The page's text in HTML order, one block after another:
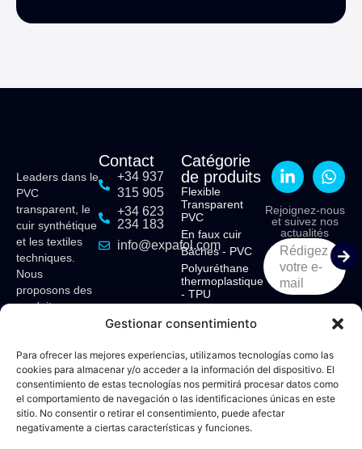
Gestionar consentimiento
Para ofrecer las mejores experiencias, utilizamos tecnologías como las
cookies para almacenar y/o acceder a la información del dispositivo. El
consentimiento de estas tecnologías nos permitirá procesar datos como
el comportamiento de navegación o las identificaciones únicas en este
sitio. No consentir o retirar el consentimiento, puede afectar
negativamente a ciertas características y funciones.
Leaders dans le
PVC
transparent, le
cuir synthétique
et les textiles
techniques.
Nous
proposons des
produits sur
: maritime,
structures
tendues,
camping,
auvents,
sellerie,
Contact
+34 937
315 905
+34 623
234 183
info@expafol.com
Catégorie
de produits
Flexible
Transparent
PVC
En faux cuir
Bâches - PVC
Polyuréthane
thermoplastique
- TPU
vinyle - EVA
Rejoignez-nous
et suivez nos
actualités
Rédigez
votre e-
mail